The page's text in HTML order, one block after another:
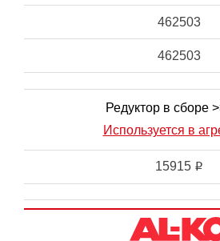
462503
462503
Редуктор в сборе
Используется в
15915 i